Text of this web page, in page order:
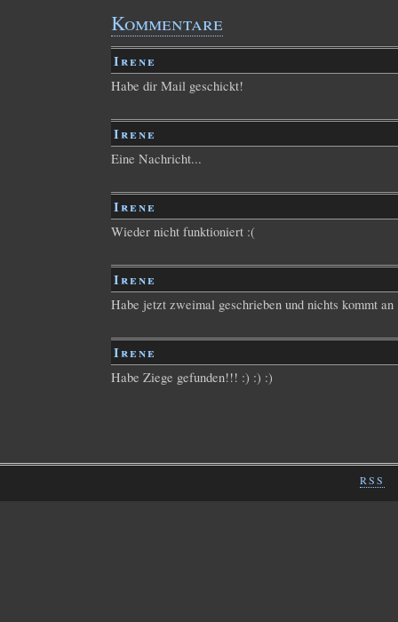
Kommentare
Irene
Habe dir Mail geschickt!
Irene
Eine Nachricht...
Irene
Wieder nicht funktioniert :(
Irene
Habe jetzt zweimal geschrieben und nichts kommt an
Irene
Habe Ziege gefunden!!! :) :) :)
RSS